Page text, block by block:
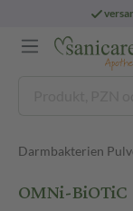
Darmbakterien
OMNi-